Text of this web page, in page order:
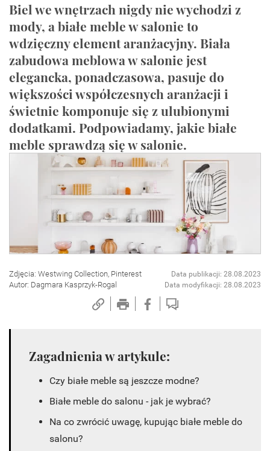
Biel we wnętrzach nigdy nie wychodzi z
mody, a białe meble w salonie to
wdzięczny element aranżacyjny. Biała
zabudowa meblowa w salonie jest
elegancka, ponadczasowa, pasuje do
większości współczesnych aranżacji i
świetnie komponuje się z ulubionymi
dodatkami. Podpowiadamy, jakie białe
meble sprawdzą się w salonie.
Zdjęcia: Westwing Collection, Pinterest
Autor: Dagmara Kasprzyk-Rogal
Data publikacji: 28.08.2023
Data modyfikacji: 28.08.2023
Zagadnienia w artykule:
Czy białe meble są jeszcze modne?
Białe meble do salonu - jak je wybrać?
Na co zwrócić uwagę, kupując białe meble do
salonu?